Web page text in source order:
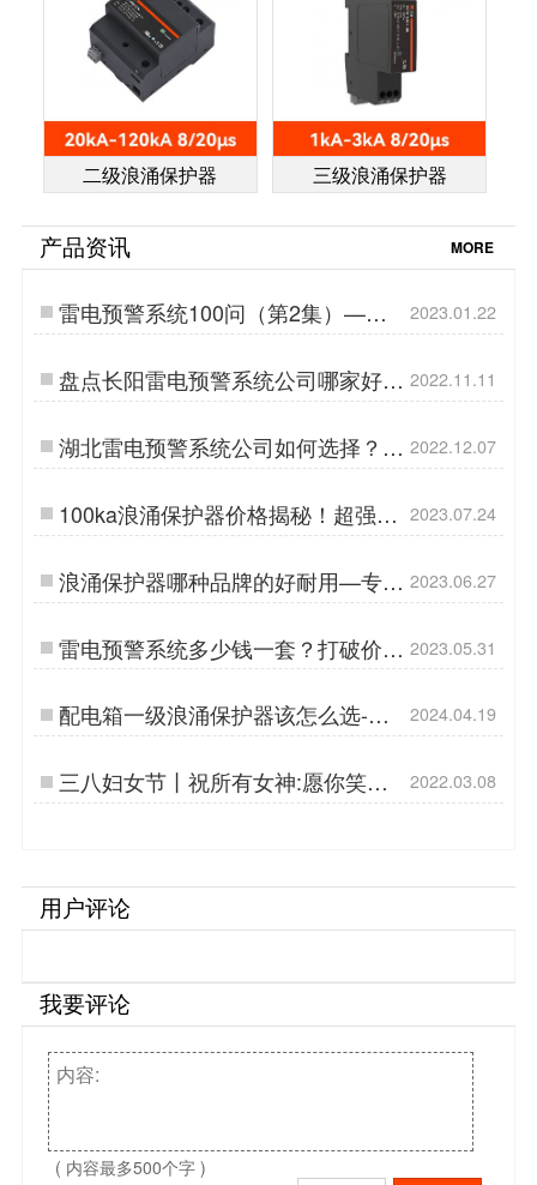
二级浪涌保护器 三级浪涌保护器
产品资讯 MORE
雷电预警系统100问（第2集）——
【易造防雷】…
2023.01.22
盘点长阳雷电预警系统公司哪家好？
99%人都不知道【易造防雷】…
2022.11.11
湖北雷电预警系统公司如何选择？不
看后悔！【易造防雷】…
2022.12.07
100ka浪涌保护器价格揭秘！超强防
护力，护航您的设备！-易造防雷…
2023.07.24
浪涌保护器哪种品牌的好耐用—专家
给您推荐！-易造防雷…
2023.06.27
雷电预警系统多少钱一套？打破价格
疑虑，保护您的安全！-易造防雷…
2023.05.31
配电箱一级浪涌保护器该怎么选-点
击获取选型卡-易造防雷…
2024.04.19
三八妇女节丨祝所有女神:愿你笑靥
如花,一生不减芳华-杭州易造…
2022.03.08
用户评论
我要评论
( 内容最多500个字 )